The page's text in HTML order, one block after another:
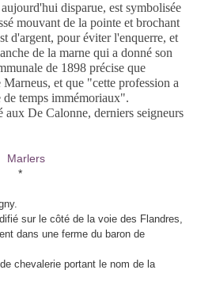
disparue, est symbolisée
mouvant de la pointe et brochant
d'argent, pour éviter l'enquerre, et
de la marne qui a donné son
de 1898 précise que
et que "cette profession a
de temps immémoriaux".
aux De Calonne, derniers seigneurs
*
sur le côté de la voie des Flandres,
dans une ferme du baron de
chevalerie portant le nom de la